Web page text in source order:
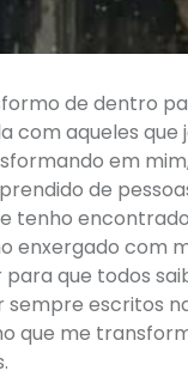
de dentro
com aqueles
em
de
tenho
enxergado com
que todos
escritos
que me